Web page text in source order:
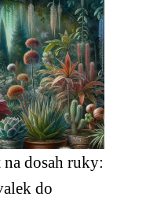
dosah ruky:
do